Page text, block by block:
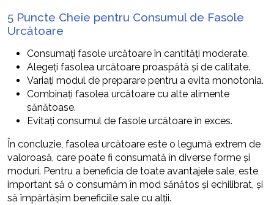
5 Puncte Cheie pentru Consumul de Fasole
Urcătoare
Consumați fasole urcătoare în cantități moderate.
Alegeți fasolea urcătoare proaspătă și de calitate.
Variați modul de preparare pentru a evita monotonia.
Combinați fasolea urcătoare cu alte alimente
sănătoase.
Evitați consumul de fasole urcătoare în exces.
În concluzie, fasolea urcătoare este o legumă extrem de
valoroasă, care poate fi consumată în diverse forme și
moduri. Pentru a beneficia de toate avantajele sale, este
important să o consumăm în mod sănătos și echilibrat, și
să împărtășim beneficiile sale cu alții.